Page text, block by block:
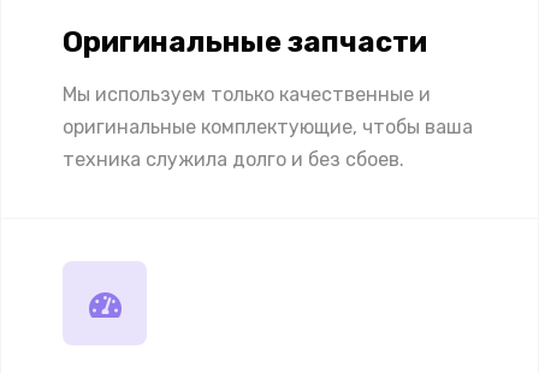
Оригинальные запчасти
Мы используем только качественные и
оригинальные комплектующие, чтобы ваша
техника служила долго и без сбоев.